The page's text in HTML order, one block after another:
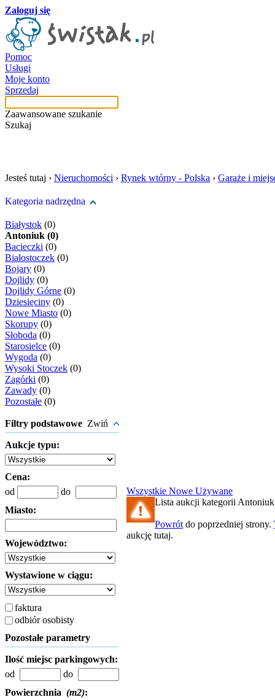
Zaloguj się
Pomoc
Usługi
Moje konto
Sprzedaj
Zaawansowane szukanie
Szukaj
Jesteś tutaj › Nieruchomości › Rynek wtórny - Polska › Garaże i
Kategoria nadrzędna
Białystok (0)
Antoniuk (0)
Bacieczki (0)
Białostoczek (0)
Bojary (0)
Dojlidy (0)
Dojlidy Górne (0)
Dziesięciny (0)
Nowe Miasto (0)
Skorupy (0)
Słoboda (0)
Starosielce (0)
Wygoda (0)
Wysoki Stoczek (0)
Zagórki (0)
Zawady (0)
Pozostałe (0)
Filtry podstawowe Zwiń
Aukcje typu:
Cena:
od
do
Miasto:
Województwo:
Wystawione w ciągu:
faktura
odbiór osobisty
Pozostałe parametry
Ilość miejsc parkingowych:
od
do
Powierzchnia (m2):
Wszystkie Nowe Używane
Lista aukcji kategorii Antoniuk
Powrót do poprzedniej strony.
aukcję tutaj.